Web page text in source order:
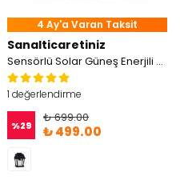
4 Ay'a Varan Taksit
Sanalticaretiniz
Sensörlü Solar Güneş Enerjili Bahçe Balkon Rustik Ampul
1 değerlendirme
%29
₺ 699.00
₺ 499.00